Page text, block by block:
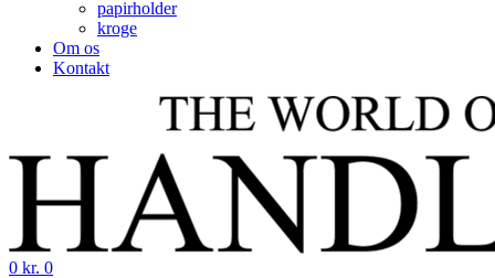
papirholder
kroge
Om os
Kontakt
0 kr. 0